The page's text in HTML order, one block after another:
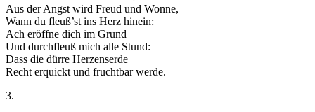
Aus der Angst wird Freud und Wonne,
Wann du fleuß’st ins Herz hinein:
Ach eröffne dich im Grund
Und durchfleuß mich alle Stund:
Dass die dürre Herzenserde
Recht erquickt und fruchtbar werde.
3.